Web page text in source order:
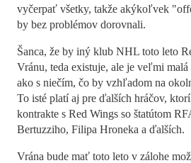
vyčerpať všetky, takže akýkoľvek
by bez problémov dorovnali.
Šanca, že by iný klub NHL toto leto
Vránu, teda existuje, ale je veľmi
ako s niečím, čo by vzhľadom na
To isté platí aj pre ďalších hráčov,
kontrakte s Red Wings so štatútom
Bertuzziho, Filipa Hroneka a ďalších.
Vrána bude mať toto leto v zálohe